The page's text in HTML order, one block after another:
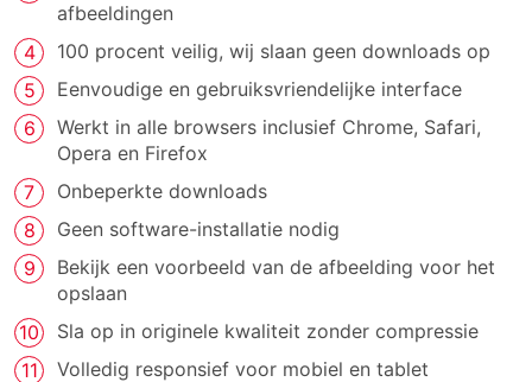
afbeeldingen
100 procent veilig, wij slaan geen downloads op
Eenvoudige en gebruiksvriendelijke interface
Werkt in alle browsers inclusief Chrome, Safari,
Opera en Firefox
Onbeperkte downloads
Geen software-installatie nodig
Bekijk een voorbeeld van de afbeelding voor het
opslaan
Sla op in originele kwaliteit zonder compressie
Volledig responsief voor mobiel en tablet